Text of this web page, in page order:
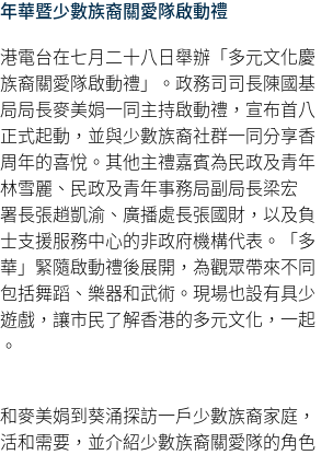
華暨少數族裔關愛隊啟動禮
電台在七月二十八日舉辦「多元文化慶
裔關愛隊啟動禮」。政務司司長陳國基
局長麥美娟一同主持啟動禮，宣布首八
式起動，並與少數族裔社群一同分享香
年的喜悅。其他主禮嘉賓為民政及青年
雪麗、民政及青年事務局副局長梁宏
長張趙凱渝、廣播處長張國財，以及負
支援服務中心的非政府機構代表。「多
」緊隨啟動禮後展開，為觀眾帶來不同
括舞蹈、樂器和武術。現場也設有具少
戲，讓市民了解香港的多元文化，一起
麥美娟到葵涌探訪一戶少數族裔家庭，
和需要，並介紹少數族裔關愛隊的角色